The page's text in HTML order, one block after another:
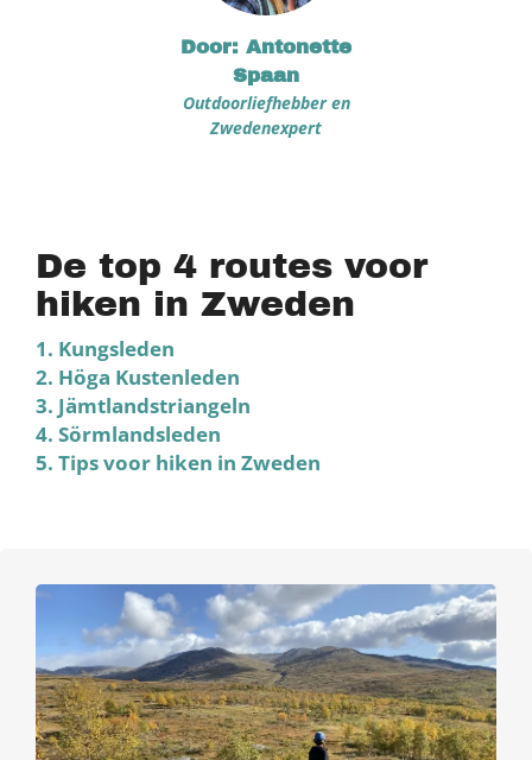
Door: Antonette
Spaan
Outdoorliefhebber en
Zwedenexpert
De top 4 routes voor
hiken in Zweden
1. Kungsleden
2. Höga Kustenleden
3. Jämtlandstriangeln
4. Sörmlandsleden
5. Tips voor hiken in Zweden